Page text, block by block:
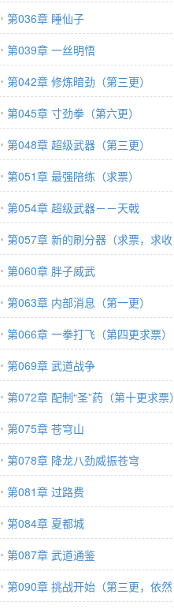
第036章 睡仙子
第039章 一丝明悟
第042章 修炼暗劲（第三更）
第045章 寸劲拳（第六更）
第048章 超级武器（第三更）
第051章 最强陪练（求票）
第054章 超级武器－－天戟
第057章 新的刷分器（求票，求收
藏）
第060章 胖子威武
第063章 内部消息（第一更）
第066章 一拳打飞（第四更求票）
第069章 武道战争
第072章 配制“圣”药（第十更求票）
第075章 苍穹山
第078章 降龙八劲威振苍穹
第081章 过路费
第084章 夏都城
第087章 武道通鉴
第090章 挑战开始（第三更，依然